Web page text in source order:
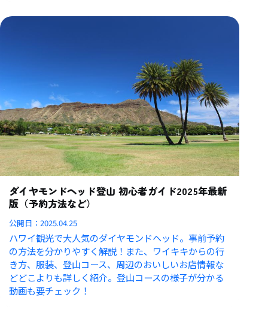
ダイヤモンドヘッド登山 初心者ガイド2025年最新
版（予約方法など）
公開日：2025.04.25
ハワイ観光で大人気のダイヤモンドヘッド。事前予約
の方法を分かりやすく解説！また、ワイキキからの行
き方、服装、登山コース、周辺のおいしいお店情報な
どどこよりも詳しく紹介。登山コースの様子が分かる
動画も要チェック！